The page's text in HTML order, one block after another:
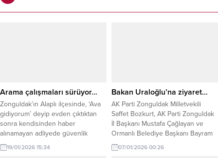
Arama çalışmaları sürüyor…
Zonguldak’ın Alaplı ilçesinde, ‘Ava
gidiyorum’ deyip evden çıktıktan
sonra kendisinden haber
alınamayan adliyede güvenlik
görevlisi Mustafa Uçar’ı (31) arama
çalışmaları 2’nci gününde sürüyor.
19/01/2026 15:34
Bakan Uraloğlu’na ziyaret…
AK Parti Zonguldak Milletvekili
Saffet Bozkurt, AK Parti Zonguldak
İl Başkanı Mustafa Çağlayan ve
Ormanlı Belediye Başkanı Bayram
Başol, Ulaştırma ve Altyapı Bakanı
Abdulkadir Uraloğlu’nu makamında
07/01/2026 00:26